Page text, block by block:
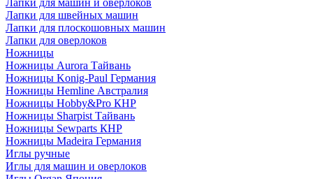
Лапки для машин и оверлоков
Лапки для швейных машин
Лапки для плоскошовных машин
Лапки для оверлоков
Ножницы
Ножницы Aurora Тайвань
Ножницы Konig-Paul Германия
Ножницы Hemline Австралия
Ножницы Hobby&Pro КНР
Ножницы Sharpist Тайвань
Ножницы Sewparts КНР
Ножницы Madeira Германия
Иглы ручные
Иглы для машин и оверлоков